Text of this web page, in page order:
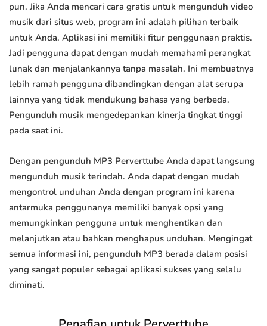
pun. Jika Anda mencari cara gratis untuk mengunduh video
musik dari situs web, program ini adalah pilihan terbaik
untuk Anda. Aplikasi ini memiliki fitur penggunaan praktis.
Jadi pengguna dapat dengan mudah memahami perangkat
lunak dan menjalankannya tanpa masalah. Ini membuatnya
lebih ramah pengguna dibandingkan dengan alat serupa
lainnya yang tidak mendukung bahasa yang berbeda.
Pengunduh musik mengedepankan kinerja tingkat tinggi
pada saat ini.
Dengan pengunduh MP3 Perverttube Anda dapat langsung
mengunduh musik terindah. Anda dapat dengan mudah
mengontrol unduhan Anda dengan program ini karena
antarmuka penggunanya memiliki banyak opsi yang
memungkinkan pengguna untuk menghentikan dan
melanjutkan atau bahkan menghapus unduhan. Mengingat
semua informasi ini, pengunduh MP3 berada dalam posisi
yang sangat populer sebagai aplikasi sukses yang selalu
diminati.